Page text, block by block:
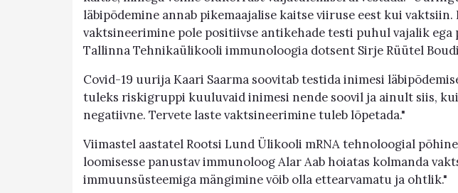
läbipõdemine annab pikemaajalise kaitse viiruse eest kui vaktsiin.
vaktsineerimine pole positiivse antikehade testi puhul vajalik ega
Tallinna Tehnikaülikooli immunoloogia dotsent Sirje Rüütel
Covid-19 uurija Kaari Saarma soovitab testida inimesi
tuleks riskigruppi kuuluvaid inimesi nende soovil ja ainult siis,
negatiivne. Tervete laste vaktsineerimine tuleb lõpetada."
Viimastel aastatel Rootsi Lund Ülikooli mRNA tehnoloogial
loomisesse panustav immunoloog Alar Aab hoiatas kolmanda
immuunsüsteemiga mängimine võib olla ettearvamatu ja ohtlik."